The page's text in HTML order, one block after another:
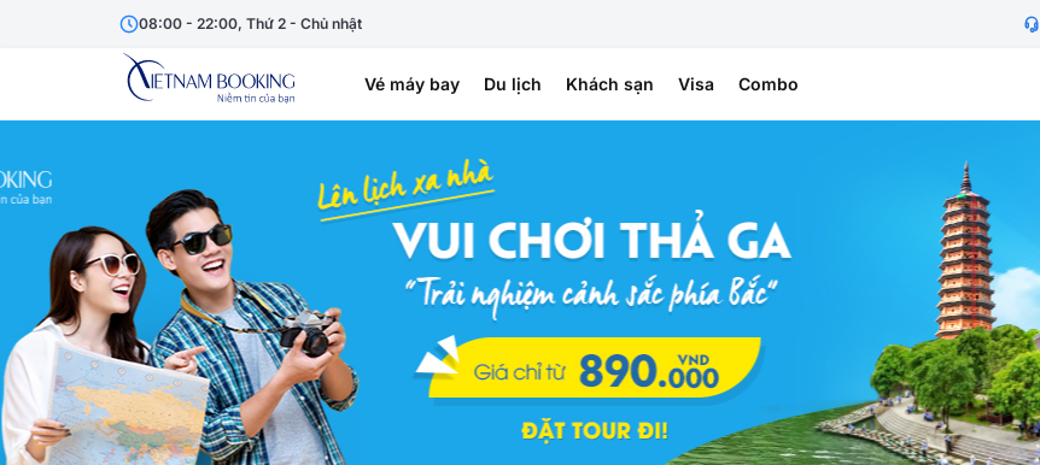
08:00 - 22:00, Thứ 2 - Chủ nhật
Vé máy bay Du lịch Khách sạn Visa Combo